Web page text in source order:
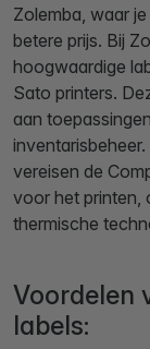
Zolemba, waar
betere prijs. Bij
hoogwaardige
Sato printers.
aan
vereisen de
voor het printen,
thermische
Voordelen
labels: